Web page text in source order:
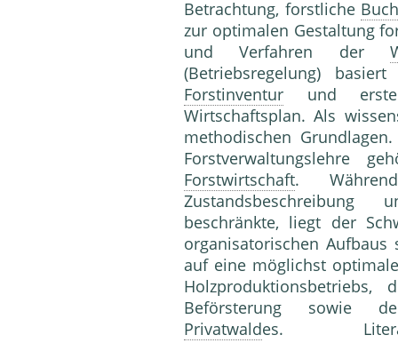
Betrachtung, forstliche
zur optimalen Gestaltung
und Verfahren der
(Betriebsregelung)
Forstinventur und
Wirtschaftsplan. Als
methodischen
Forstverwaltungslehre
Forstwirtschaft.
Zustandsbeschreibung
beschränkte, liegt der
organisatorischen
auf eine möglichst
Beförsterung sowie
Privatwaldes.